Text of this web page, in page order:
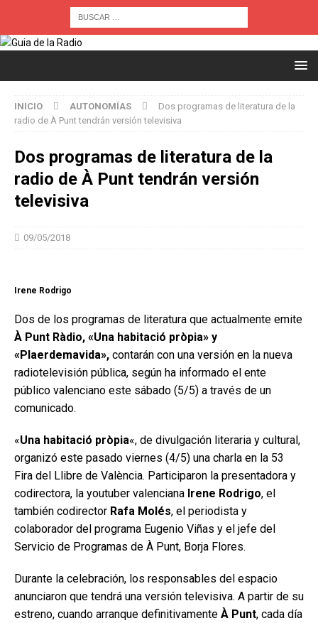
INICIO AUTONOMÍAS
Dos programas de literatura de la
radio de À Punt tendrán versión televisiva
Dos programas de literatura de la
radio de À Punt tendrán versión
televisiva
09/05/2018
Irene Rodrigo
Dos de los programas de literatura que actualmente emite
À Punt Ràdio, «Una habitació pròpia» y
«Plaerdemavida», contarán con una versión en la nueva
radiotelevisión pública, según ha informado el ente
público valenciano este sábado (5/5) a través de un
comunicado.
«Una habitació pròpia«, de divulgación literaria y cultural,
organizó este pasado viernes (4/5) una charla en la 53
Fira del Llibre de València. Participaron la presentadora y
codirectora, la youtuber valenciana Irene Rodrigo, el
también codirector Rafa Molés, el periodista y
colaborador del programa Eugenio Viñas y el jefe del
Servicio de Programas de À Punt, Borja Flores.
Durante la celebración, los responsables del espacio
anunciaron que tendrá una versión televisiva. A partir de su
estreno, cuando arranque definitivamente À Punt, cada día